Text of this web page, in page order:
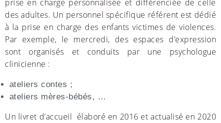
prise en charge personnalisée et différenciée de celle
des adultes. Un personnel spécifique référent est dédié
à la prise en charge des enfants victimes de violences.
Par exemple, le mercredi, des espaces d’expression
sont organisés et conduits par une psychologue
clinicienne :
ateliers contes ;
ateliers mères-bébés, …
Un livret d’accueil élaboré en 2016 et actualisé en 2020